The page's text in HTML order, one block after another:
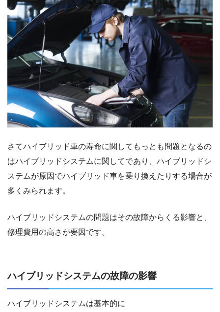
さてハイブリッド車の寿命に関してもっとも問題となるの
はハイブリッドシステムに関してであり、ハイブリッドシ
ステムが原因でハイブリッド車を乗り換えたりする場合が
多くみられます。
ハイブリッドシステムの問題はその故障からくる影響と、
修理費用の高さが要因です。
ハイブリッドシステムの故障の影響
ハイブリッドシステムは基本的に